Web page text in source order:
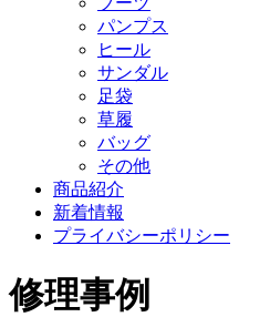
パンプス
ヒール
サンダル
足袋
草履
バッグ
その他
商品紹介
新着情報
プライバシーポリシー
修理事例